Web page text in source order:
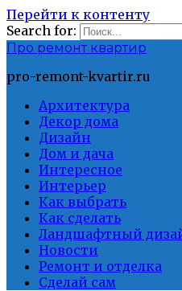
Перейти к контенту
Search for:
Про ремонт квартир
pro-remont-kvartir.ru
Архитектура
Декор дома
Дизайн
Дом и дача
Интересное
Интерьер
Как выбрать
Как сделать
Ландшафтный
Новости
Ремонт и отделка
Сделай сам